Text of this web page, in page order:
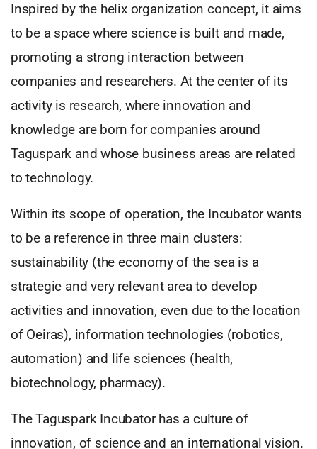
Inspired by the helix organization concept, it aims
to be a space where science is built and made,
promoting a strong interaction between
companies and researchers. At the center of its
activity is research, where innovation and
knowledge are born for companies around
Taguspark and whose business areas are related
to technology.
Within its scope of operation, the Incubator wants
to be a reference in three main clusters:
sustainability (the economy of the sea is a
strategic and very relevant area to develop
activities and innovation, even due to the location
of Oeiras), information technologies (robotics,
automation) and life sciences (health,
biotechnology, pharmacy).
The Taguspark Incubator has a culture of
innovation, of science and an international vision.